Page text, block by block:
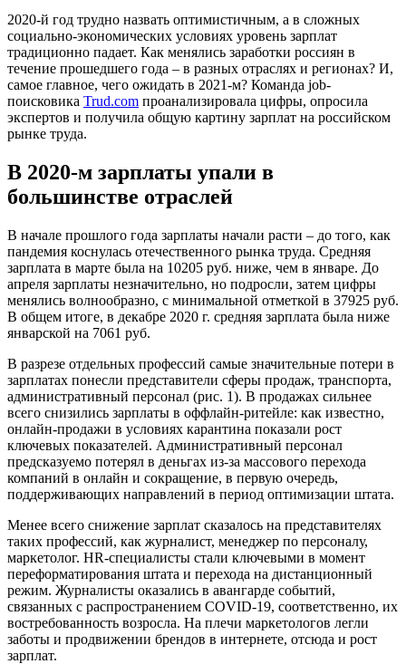
2020-й год трудно назвать оптимистичным, а в сложных
социально-экономических условиях уровень зарплат
традиционно падает. Как менялись заработки россиян в
течение прошедшего года – в разных отраслях и регионах? И,
самое главное, чего ожидать в 2021-м? Команда job-
поисковика Trud.com проанализировала цифры, опросила
экспертов и получила общую картину зарплат на российском
рынке труда.
В 2020-м зарплаты упали в
большинстве отраслей
В начале прошлого года зарплаты начали расти – до того, как
пандемия коснулась отечественного рынка труда. Средняя
зарплата в марте была на 10205 руб. ниже, чем в январе. До
апреля зарплаты незначительно, но подросли, затем цифры
менялись волнообразно, с минимальной отметкой в 37925 руб.
В общем итоге, в декабре 2020 г. средняя зарплата была ниже
январской на 7061 руб.
В разрезе отдельных профессий самые значительные потери в
зарплатах понесли представители сферы продаж, транспорта,
административный персонал (рис. 1). В продажах сильнее
всего снизились зарплаты в оффлайн-ритейле: как известно,
онлайн-продажи в условиях карантина показали рост
ключевых показателей. Административный персонал
предсказуемо потерял в деньгах из-за массового перехода
компаний в онлайн и сокращение, в первую очередь,
поддерживающих направлений в период оптимизации штата.
Менее всего снижение зарплат сказалось на представителях
таких профессий, как журналист, менеджер по персоналу,
маркетолог. HR-специалисты стали ключевыми в момент
переформатирования штата и перехода на дистанционный
режим. Журналисты оказались в авангарде событий,
связанных с распространением COVID-19, соответственно, их
востребованность возросла. На плечи маркетологов легли
заботы и продвижении брендов в интернете, отсюда и рост
зарплат.